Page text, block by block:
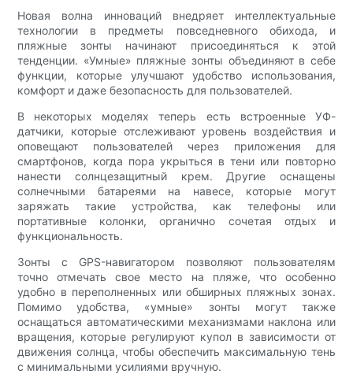
Новая волна инноваций внедряет интеллектуальные
технологии в предметы повседневного обихода, и
пляжные зонты начинают присоединяться к этой
тенденции. «Умные» пляжные зонты объединяют в себе
функции, которые улучшают удобство использования,
комфорт и даже безопасность для пользователей.
В некоторых моделях теперь есть встроенные УФ-
датчики, которые отслеживают уровень воздействия и
оповещают пользователей через приложения для
смартфонов, когда пора укрыться в тени или повторно
нанести солнцезащитный крем. Другие оснащены
солнечными батареями на навесе, которые могут
заряжать такие устройства, как телефоны или
портативные колонки, органично сочетая отдых и
функциональность.
Зонты с GPS-навигатором позволяют пользователям
точно отмечать свое место на пляже, что особенно
удобно в переполненных или обширных пляжных зонах.
Помимо удобства, «умные» зонты могут также
оснащаться автоматическими механизмами наклона или
вращения, которые регулируют купол в зависимости от
движения солнца, чтобы обеспечить максимальную тень
с минимальными усилиями вручную.